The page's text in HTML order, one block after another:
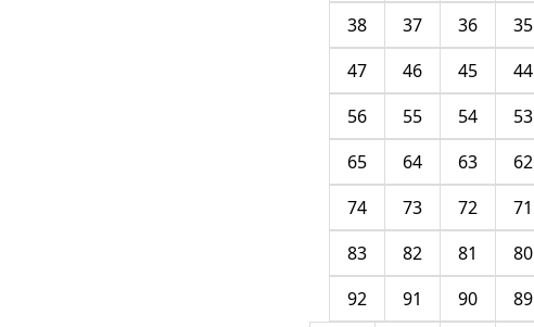
35
36
37
38
44
45
46
47
53
54
55
56
62
63
64
65
71
72
73
74
80
81
82
83
89
90
91
92